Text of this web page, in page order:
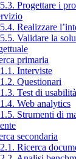
Progettare i
Realizzare
Validare la
primaria
Interviste
Questionari
Test di usabilità
Web analytics
Strumenti di
secondaria
Ricerca